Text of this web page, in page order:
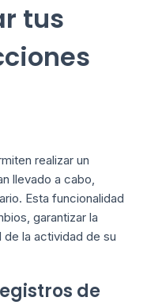
tus
realizar un
llevado a cabo,
Esta funcionalidad
garantizar la
la actividad de su
de